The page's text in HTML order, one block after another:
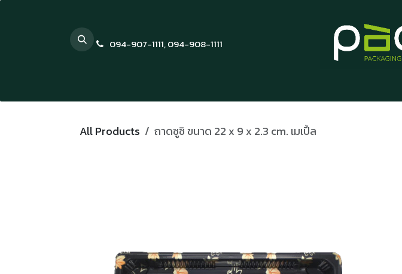
094-907-1111,094-908-1111
All Products ถาดซูชิ ขนาด 22 x 9 x 2.3 cm. เมเปิ้ล